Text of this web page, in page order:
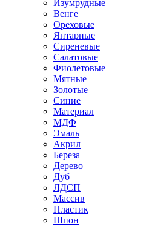
Изумрудные
Венге
Ореховые
Янтарные
Сиреневые
Салатовые
Фиолетовые
Мятные
Золотые
Синие
Материал
МДФ
Эмаль
Акрил
Береза
Дерево
Дуб
ЛДСП
Массив
Пластик
Шпон